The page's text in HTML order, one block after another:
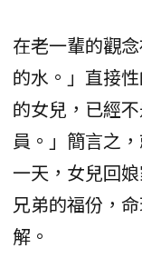
在老一輩的觀
的水。」直接
的女兒，已經
員。」簡言之
一天，女兒回
兄弟的福份，
解。